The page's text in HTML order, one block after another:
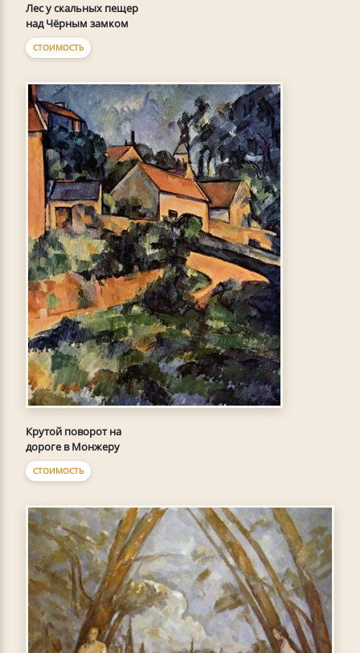
Лес у скальных пещер
над Чёрным замком
СТОИМОСТЬ
Крутой поворот на
дороге в Монжеру
СТОИМОСТЬ